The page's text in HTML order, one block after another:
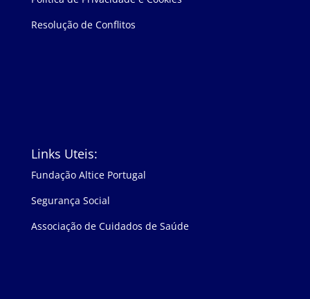
Resolução de Conflitos
Links Uteis:
Fundação Altice Portugal
Segurança Social
Associação de Cuidados de Saúde